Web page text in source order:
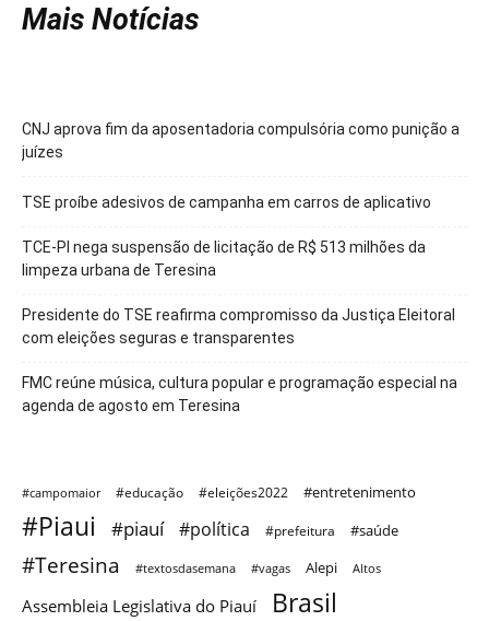
Mais Notícias
CNJ aprova fim da aposentadoria compulsória como punição a
juízes
TSE proíbe adesivos de campanha em carros de aplicativo
TCE-PI nega suspensão de licitação de R$ 513 milhões da
limpeza urbana de Teresina
Presidente do TSE reafirma compromisso da Justiça Eleitoral
com eleições seguras e transparentes
FMC reúne música, cultura popular e programação especial na
agenda de agosto em Teresina
#campomaior #educação #eleições2022 #entretenimento
#Piaui #piauí #política #prefeitura #saúde
#Teresina #textosdasemana #vagas Alepi Altos
Assembleia Legislativa do Piauí Brasil